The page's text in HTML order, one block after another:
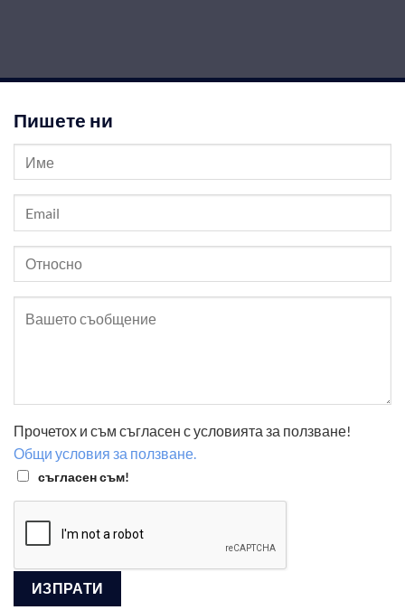
Пишете ни
Прочетох и съм съгласен с условията за ползване!
Общи условия за ползване.
съгласен съм!